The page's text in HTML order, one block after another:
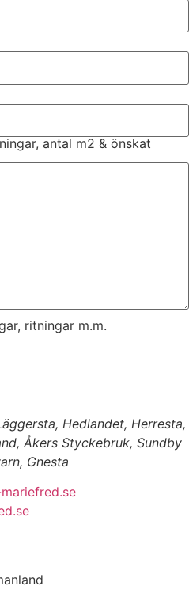
antal m2 & önskat
ritningar m.m.
Hedlandet, Herresta,
Åkers Styckebruk, Sundby
Gnesta